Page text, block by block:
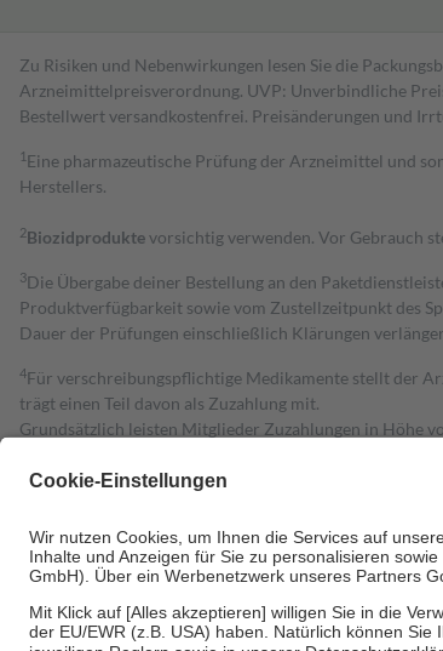
Zu Risiken und Nebenwirkungen lesen Sie die
Arzneimittelpreisverordnung. UVP: Unverbindliche
Bestell­wert versand­kosten­frei. Preisänderungen und
1 Eine pharmazeutische Prüfung der Arzneimittel und
Herstellers.
2Biozidproduktevorsichtig verwenden. Vor Gebrauch
3Die Übergabe deiner Bestellung an den
Produktverfügbarkeit sowie vom Zustellzeitpunkt des
Dauer der Prüfungen einschließlich Klärungen
4Für verschreibungspflichtige Medikamente stellt der
trägt einen Teil davon als Zuzahlung mit.
Grundsätzlich leisten Mitglieder Zuzahlungen in Höhe
Diese Regeln gelten grundsätzlich auch für Online-
Um das Engagement der Versicherten für ihre eigene
• Kindern und Jugendlichen bis zum vollendeten 18.
• Untersuchungen zur Vorsorge und Früherkennung,
• empfohlenen Schutzimpfungen
• Harn- und Blutteststreifen